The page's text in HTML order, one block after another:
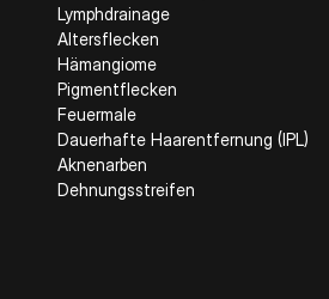
Lymphdrainage
Altersflecken
Hämangiome
Pigmentflecken
Feuermale
Dauerhafte Haarentfernung (IPL)
Aknenarben
Dehnungsstreifen